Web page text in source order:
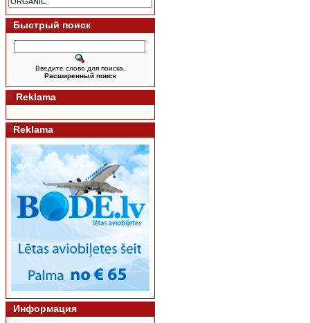
Быстрый поиск
Введите слово для поиска.
Расширенный поиск
Reklama
Reklama
Информация